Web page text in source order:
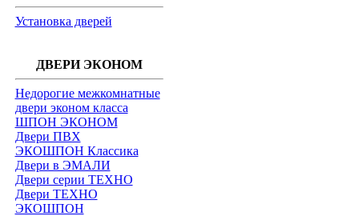
Установка дверей
ДВЕРИ ЭКОНОМ
Недорогие межкомнатные
двери эконом класса
ШПОН ЭКОНОМ
Двери ПВХ
ЭКОШПОН Классика
Двери в ЭМАЛИ
Двери серии ТЕХНО
Двери ТЕХНО
ЭКОШПОН